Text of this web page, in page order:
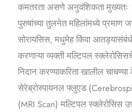
कमतरता असणे अनुवंशिकता मुख्यतः
पुरुषांच्या तुलनेत महिलांमध्ये प्रमाण
सोरायसिस, मधुमेह किंवा
करणाऱ्या व्यक्ती मल्टिपल
निदान करण्याकरिता खालील चाचण्या
सेरेब्रोस्पायनल फ्लुएड
(MRI Scan) मल्टिपल स्क्लेरोसिस